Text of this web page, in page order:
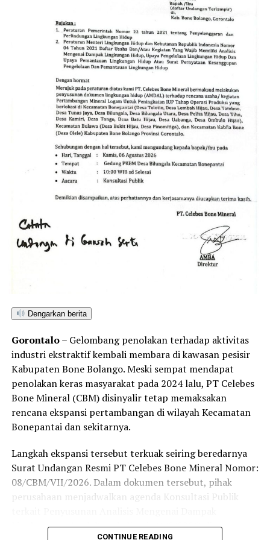
jangkauan dan pengawasan pihak luar.
Fenomena ini menyisakan persoalan serius bagi aparat
penegak hukum (APH). Publik mempertanyakan alasan
di balik melenggangnya aktivitas PETI di Jahiya–Hulawa.
Muncul dugaan apakah lokasi tersebut memang belum
terjangkau operasi, atau terdapat faktor lain yang
membuat kegiatan ilegal itu seolah kebal hukum.
Kondisi ini menjadi tantangan besar bagi kepolisian
untuk membongkar aktor intelektual maupun pihak-
pihak di balik layar, termasuk menelisik potensi adanya
oknum yang memberikan perlindungan (
praktik penambangan liar tersebut.
Selain melanggar regulasi perundang-undangan,
aktivitas PETI secara masif dampaknya langsung
mengancam kelestarian lingkungan, memicu
sedimentasi sungai, serta meningkatkan risiko bencana
Penegakan hukum yang adil, transparan, dan tanpa
pandang bulu menjadi kunci utama untuk menepis
anggapan publik mengenai adanya tebang pilih dalam
penindakan tambang ilegal di Kabupaten Pohuwato.
Hingga berita ini diterbitkan, redaksi Barakati.id telah
berupaya melayangkan konfirmasi kepada pihak yang
diduga bertanggung jawab atas aktivitas tersebut,
namun belum mendapatkan tanggapan. Sesuai kode etik
jurnalistik, ruang klarifikasi dan hak jawab tetap terbuka
untuk memelihara keberimbangan berita.
Dengarkan berita
Gorontalo– Gelombang penolakan terhadap aktivitas
industri ekstraktif kembali membara di kawasan pesisir
Kabupaten Bone Bolango. Meski sempat mendapat
penolakan keras masyarakat pada 2024 lalu, PT Celebes
Bone Mineral (CBM) disinyalir tetap memaksakan
rencana ekspansi pertambangan di wilayah Kecamatan
Bonepantai dan sekitarnya.
Langkah ekspansi tersebut terkuak seiring beredarnya
Surat Undangan Resmi PT Celebes Bone Mineral Nomor:
08/CBM/VII/2026. Dalam dokumen tersebut, pihak
perusahaan menjadwalkan agenda Konsultasi Publik
Lingkungan (Amdal) pada Kamis (6/8/2026) di
CONTINUE READING